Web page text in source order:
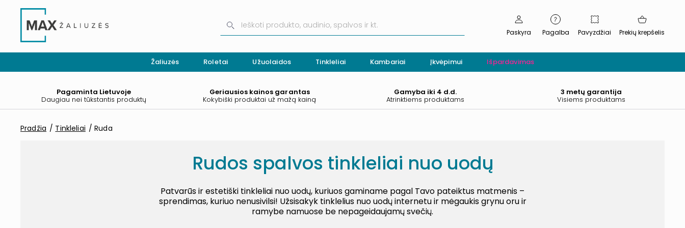
Paskyra Pagalba Pavyzdžiai Prekių krepšelis
Žaliuzės Roletai Užuolaidos Tinkleliai Kambariai Įkvėpimui Išpardavimas
Pagaminta Lietuvoje
Daugiau nei tūkstantis produktų
Geriausios kainos garantas
Kokybiški produktai už mažą kainą
Gamyba iki 4 d.d.
Atrinktiems produktams
3 metų garantija
Visiems produktams
Pradžia Tinkleliai Ruda
Rudos spalvos tinkleliai nuo uodų
Patvarūs ir estetiški tinkleliai nuo uodų, kuriuos gaminame pagal Tavo pateiktus matmenis –
sprendimas, kuriuo nenusivilsi! Užsisakyk tinklelius nuo uodų internetu ir mėgaukis grynu oru ir
ramybe namuose be nepageidaujamų svečių.